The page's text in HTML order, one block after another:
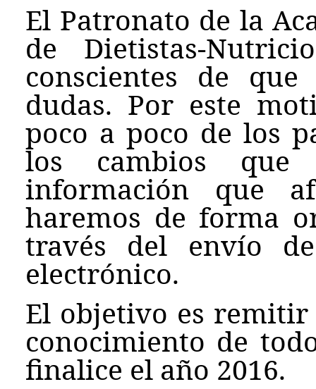
El Patronato de la
de Dietistas-
conscientes de
dudas. Por este
poco a poco de los
los cambios
información que
haremos de forma
través del envío
electrónico.
El objetivo es
conocimiento de
finalice el año 2016.